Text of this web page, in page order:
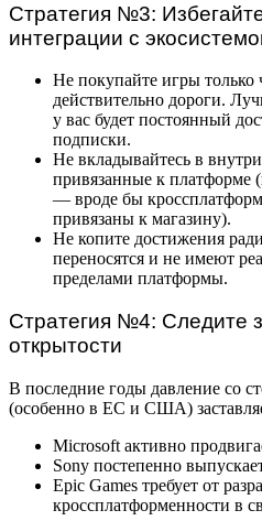
Стратегия №3:
интеграции с
Не покупайте игры только
действительно дороги.
у вас будет постоянный
подписки.
Не вкладывайтесь в
привязанные к платформе
— вроде бы
привязаны к магазину).
Не копите достижения
переносятся и не имеют
пределами платформы.
Стратегия №4: Следите
открытости
В последние годы давление со
(особенно в ЕС и США)
Microsoft активно
Sony постепенно
Epic Games требует от
кроссплатформенности в